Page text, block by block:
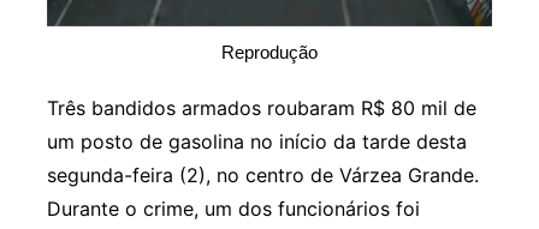
Reprodução
Três bandidos armados roubaram R$ 80 mil de
um posto de gasolina no início da tarde desta
segunda-feira (2), no centro de Várzea Grande.
Durante o crime, um dos funcionários foi